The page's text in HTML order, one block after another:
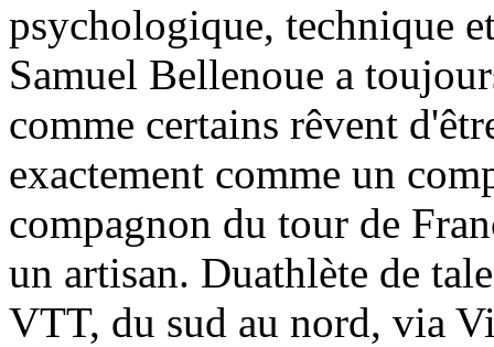
psychologique, technique
Samuel Bellenoue a
comme certains rêvent
exactement comme un
compagnon du tour de
un artisan. Duathlète de
VTT, du sud au nord, via